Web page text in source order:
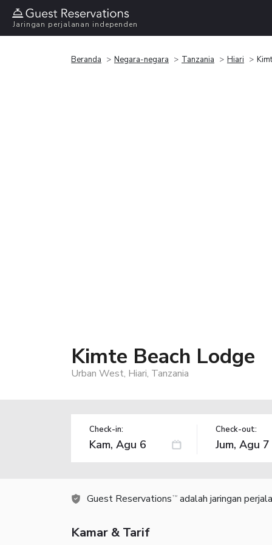
Jaringan perjalanan independen
Beranda Negara-negara Tanzania Hiari
Kimte Beach Lodge
Urban West, Hiari, Tanzania
Check-in: Check-out:
Guest Reservations TM adalah jaringan
Kamar & Tarif